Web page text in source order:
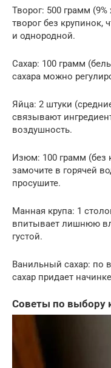
Творог: 500 грамм
творог без крупинок,
и однородной.
Сахар: 100 грамм
сахара можно
Яйца: 2 штуки
связывают
воздушность.
Изюм: 100 грамм (без
замочите в горячей
просушите.
Манная крупа: 1
впитывает лишнюю
густой.
Ванильный сахар: по
сахар придает
Советы по выбору